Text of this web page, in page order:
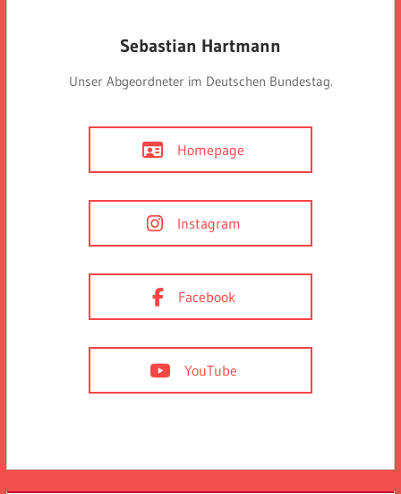
Sebastian Hartmann
Unser Abgeordneter im Deutschen Bundestag.
Homepage
Instagram
Facebook
YouTube